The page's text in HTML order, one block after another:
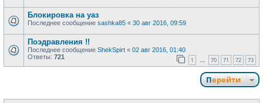
Блокировка на уаз
Последнее сообщение sashka85 « 30 авг 2016, 09:59
Поэдравления !!
Последнее сообщение ShekSpirt « 02 авг 2016, 01:40
Ответы: 721 1 … 70 71 72 73
Перейти